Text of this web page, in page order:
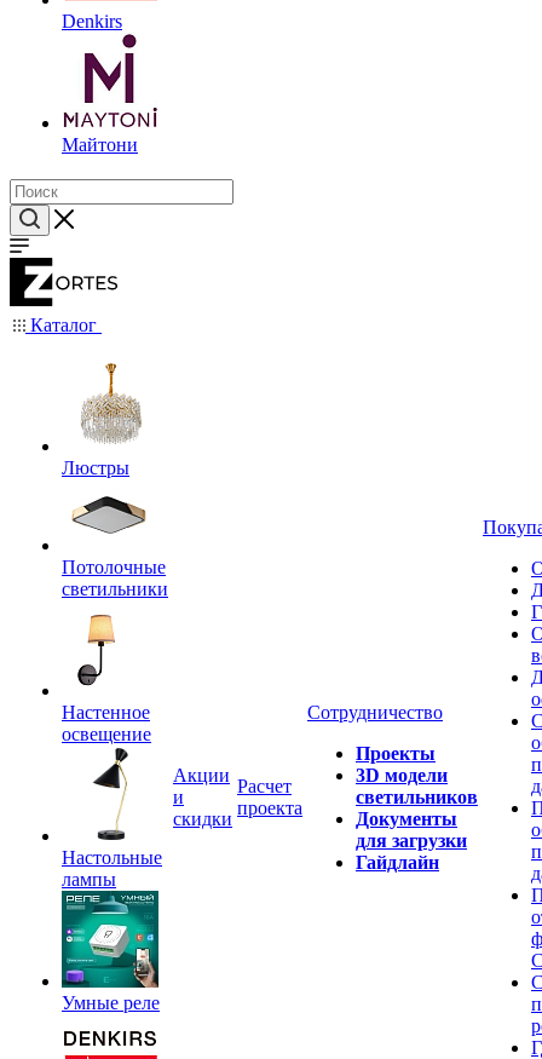
Denkirs
Майтони
Каталог
Люстры
Потолочные
светильники
Настенное
освещение
Настольные
лампы
Умные реле
Акции
и
скидки
Расчет
проекта
Сотрудничество
Проекты
3D модели
светильников
Документы
для загрузки
Гайдлайн